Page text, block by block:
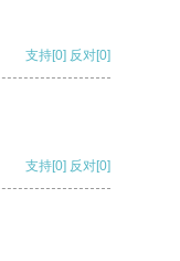
支持[0] 反对[0]
支持[0] 反对[0]